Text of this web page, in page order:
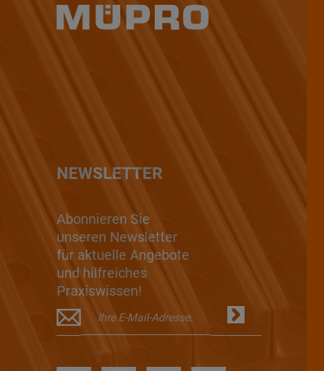
NEWSLETTER
Abonnieren Sie
unseren Newsletter
für aktuelle Angebote
und hilfreiches
Praxiswissen!